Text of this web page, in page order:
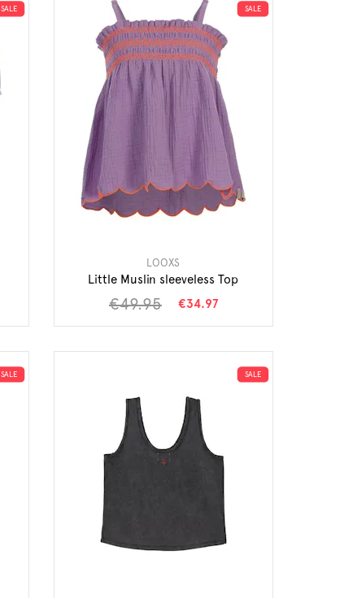
SALE SALE
LOOXS
Little Muslin sleeveless Top
€49.95 €34.97
SALE SALE